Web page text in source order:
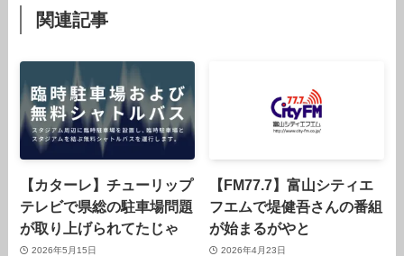
関連記事
【カターレ】チューリップ
テレビで県総の駐車場問題
が取り上げられてたじゃ
2026年5月15日
【FM77.7】富山シティエ
フエムで堤健吾さんの番組
が始まるがやと
2026年4月23日